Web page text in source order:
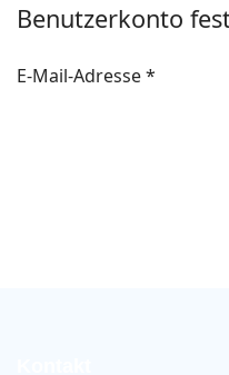
Benutzerkonto
E-Mail-Adresse*